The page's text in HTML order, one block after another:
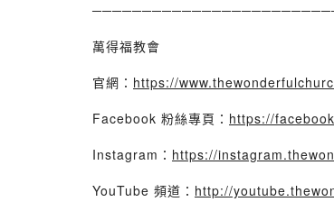
萬得福教會
官網： https://
Facebook 粉絲專頁： https://
Instagram： https://
YouTube 頻道： http://